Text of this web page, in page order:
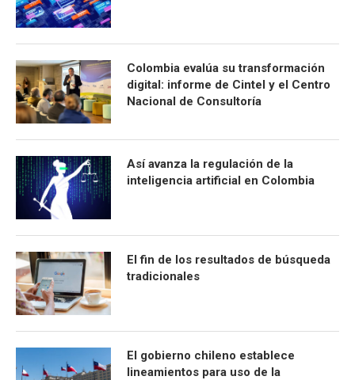
Colombia evalúa su transformación
digital: informe de Cintel y el Centro
Nacional de Consultoría
Así avanza la regulación de la
inteligencia artificial en Colombia
El fin de los resultados de búsqueda
tradicionales
El gobierno chileno establece
lineamientos para uso de la